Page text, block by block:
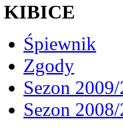
KIBICE
Śpiewnik
Zgody
Sezon
Sezon